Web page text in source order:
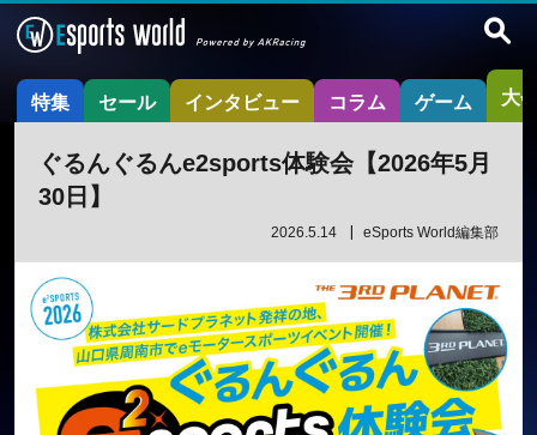
特集 セール インタビュー コラム ゲーム 大
ぐるんぐるんe2sports体験会【2026年5月
30日】
2026.5.14 eSports World編集部